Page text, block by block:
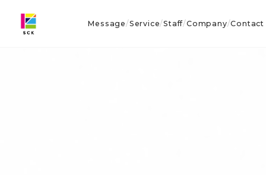
Message/Service/Staff/Company/Contact